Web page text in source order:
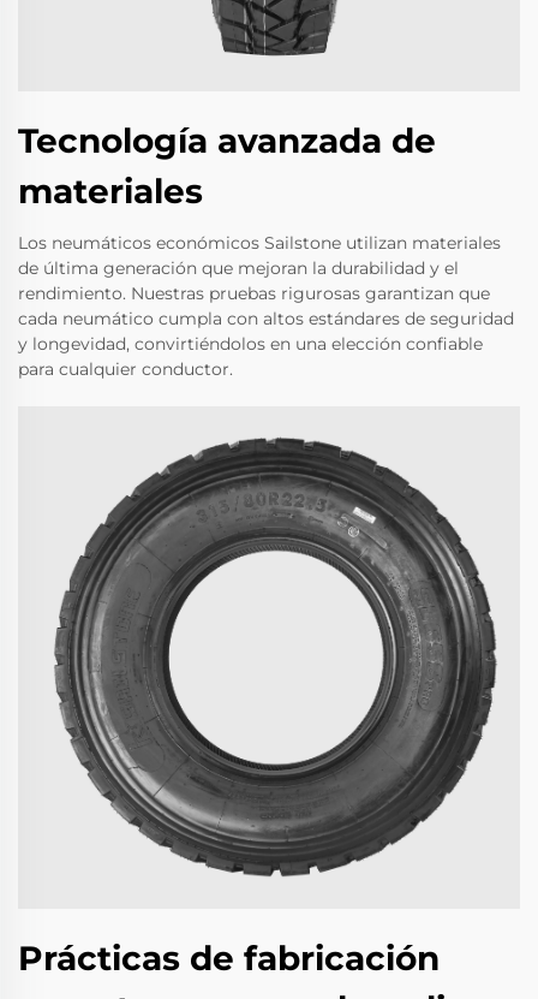
Tecnología avanzada de
materiales
Los neumáticos económicos Sailstone utilizan materiales
de última generación que mejoran la durabilidad y el
rendimiento. Nuestras pruebas rigurosas garantizan que
cada neumático cumpla con altos estándares de seguridad
y longevidad, convirtiéndolos en una elección confiable
para cualquier conductor.
Prácticas de fabricación